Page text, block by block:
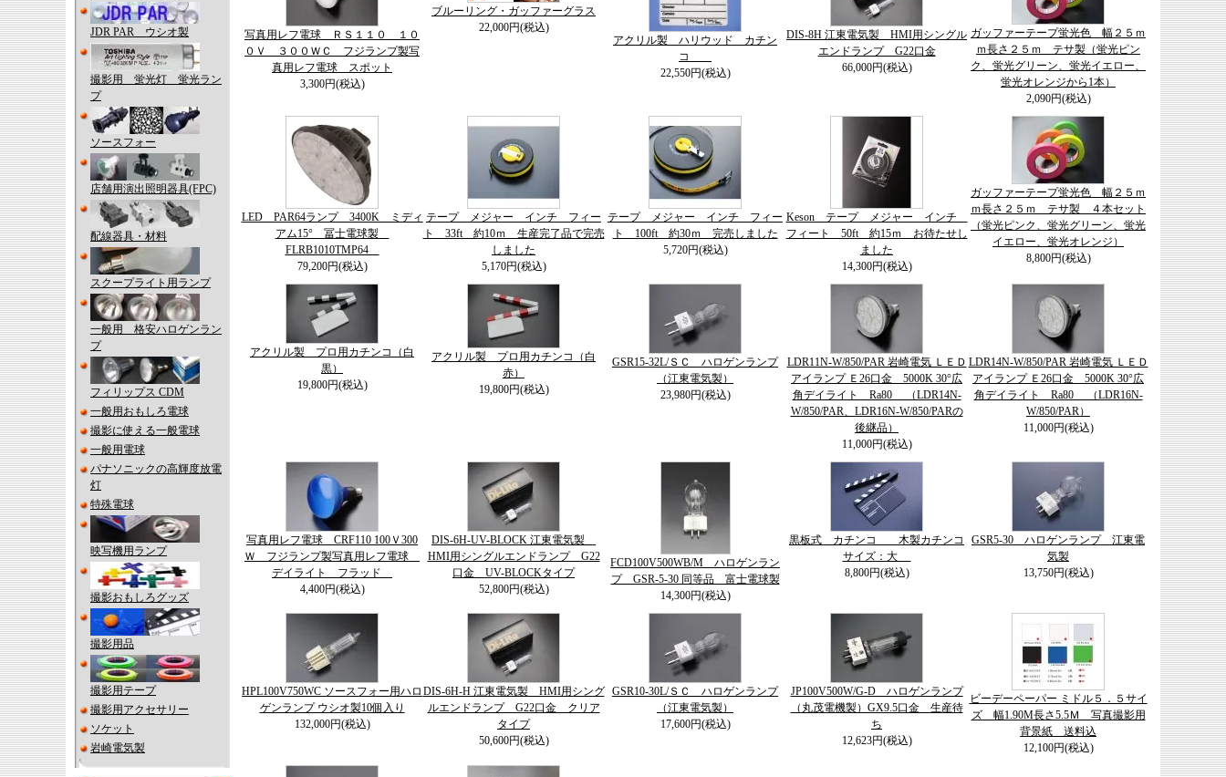
JDR PAR ウシオ製
撮影用 蛍光灯 蛍光ラン
プ
ソースフォー
店舗用演出照明器具(FPC)
配線器具・材料
スクープライト用ランプ
一般用 格安ハロゲンラン
プ
フィリップス CDM
一般用おもしろ電球
撮影に使える一般電球
一般用電球
パナソニックの高輝度放電
灯
特殊電球
映写機用ランプ
撮影おもしろグッズ
撮影用品
撮影用テープ
撮影用アクセサリー
ソケット
岩崎電気製
写真用レフ電球 ＲＳ１１０ １０
０Ｖ ３００ＷＣ フジランプ製写
真用レフ電球 スポット
3,300円(税込)
ブルーリング・ガッファーグラス
22,000円(税込)
アクリル製 ハリウッド カチン
コ
22,550円(税込)
DIS-8H 江東電気製 HMI用シングル
エンドランプ G22口金
66,000円(税込)
ガッファーテープ蛍光色 幅２５ｍ
ｍ長さ２５ｍ テサ製（蛍光ピン
ク、蛍光グリーン、蛍光イエロー、
蛍光オレンジから1本）
2,090円(税込)
LED PAR64ランプ 3400K ミディ
アム15° 冨士電球製
FLRB1010TMP64
79,200円(税込)
テープ メジャー インチ フィー
ト 33ft 約10ｍ 生産完了品で完売
しました
5,170円(税込)
テープ メジャー インチ フィー
ト 100ft 約30ｍ 完売しました
5,720円(税込)
Keson テープ メジャー インチ
フィート 50ft 約15ｍ お待たせし
ました
14,300円(税込)
ガッファーテープ蛍光色 幅２５ｍ
ｍ長さ２５ｍ テサ製 ４本セット
（蛍光ピンク、蛍光グリーン、蛍光
イエロー、蛍光オレンジ）
8,800円(税込)
アクリル製 プロ用カチンコ（白
黒）
19,800円(税込)
アクリル製 プロ用カチンコ（白
赤）
19,800円(税込)
GSR15-32L/ＳＣ ハロゲンランプ
（江東電気製）
23,980円(税込)
LDR11N-W/850/PAR 岩崎電気 ＬＥＤ
アイランプ Ｅ26口金 5000K 30°広
角デイライト Ra80 （LDR14N-
W/850/PAR、LDR16N-W/850/PARの
後継品）
11,000円(税込)
LDR14N-W/850/PAR 岩崎電気 ＬＥＤ
アイランプ Ｅ26口金 5000K 30°広
角デイライト Ra80 （LDR16N-
W/850/PAR）
11,000円(税込)
写真用レフ電球 CRF110 100Ｖ300
Ｗ フジランプ製写真用レフ電球
デイライト フラッド
4,400円(税込)
DIS-6H-UV-BLOCK 江東電気製
HMI用シングルエンドランプ G22
口金 UV-BLOCKタイプ
52,800円(税込)
FCD100V500WB/M ハロゲンラン
プ GSR-5-30 同等品 富士電球製
14,300円(税込)
黒板式 カチンコ 木製カチンコ
サイズ：大
8,800円(税込)
GSR5-30 ハロゲンランプ 江東電
気製
13,750円(税込)
HPL100V750WC ソースフォー用ハロ
ゲンランプ ウシオ製10個入り
132,000円(税込)
DIS-6H-H 江東電気製 HMI用シング
ルエンドランプ G22口金 クリア
タイプ
50,600円(税込)
GSR10-30L/ＳＣ ハロゲンランプ
（江東電気製）
17,600円(税込)
JP100V500W/G-D ハロゲンランプ
（丸茂電機製）GX9.5口金 生産待
ち
12,623円(税込)
ビーデーペーパー ミドル５．５サイ
ズ 幅1.90M長さ5.5Ｍ 写真撮影用
背景紙 送料込
12,100円(税込)